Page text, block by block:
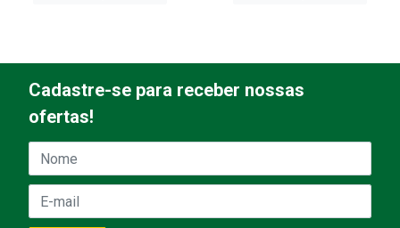
Cadastre-se para receber nossas
ofertas!